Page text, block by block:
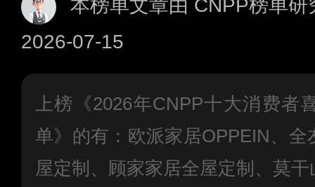
本榜单文章由 CNPP榜单
2026-07-15
上榜《2026年CNPP十大消费者
单》的有：欧派家居OPPEIN、
屋定制、顾家家居全屋定制、莫